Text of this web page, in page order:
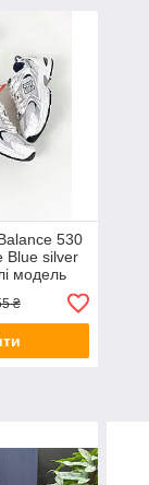
530
Blue silver
модель
₴